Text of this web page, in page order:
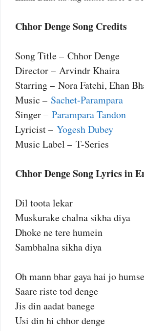
Chhor Denge Song Credits
Song Title – Chhor Denge
Director – Arvindr Khaira
Starring – Nora Fatehi, Ehan
Music – Sachet-Parampara
Singer – Parampara Tandon
Lyricist – Yogesh Dubey
Music Label – T-Series
Chhor Denge Song Lyrics in
Dil toota lekar
Muskurake chalna sikha diya
Dhoke ne tere humein
Sambhalna sikha diya
Oh mann bhar gaya hai jo humse
Saare riste tod denge
Jis din aadat banege
Usi din hi chhor denge